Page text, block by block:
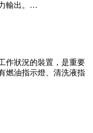
輸出。…
狀況的裝置，是重要
燃油指示燈、清洗液指